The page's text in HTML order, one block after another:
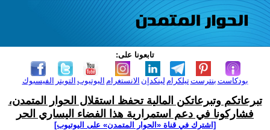
تابعونا على:
الفيسبوك التويتر اليوتيوب الانستغرام لينكدإن تيلكرامبنترست بودكاست
تبرعاتكم وتبرعاتكن المالية تحفظ استقلال الحوار المتمدن،
فشاركونا في دعم استمرارية هذا الفضاء اليساري الحر
[اشترك في قناة ‫«الحوار المتمدن» على اليوتيوب]